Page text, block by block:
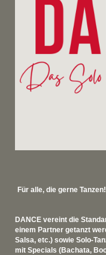
Für alle, die gerne Tanzen!
DANCE vereint die
einem Partner getanzt
Salsa, etc.) sowie Solo-
mit Specials (Bachata,